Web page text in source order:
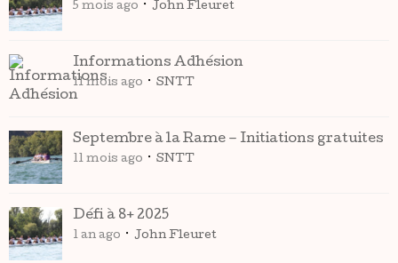
5 mois ago John Fleuret
Informations Adhésion
11 mois ago SNTT
Septembre à la Rame – Initiations gratuites
11 mois ago SNTT
Défi à 8+ 2025
1 an ago John Fleuret